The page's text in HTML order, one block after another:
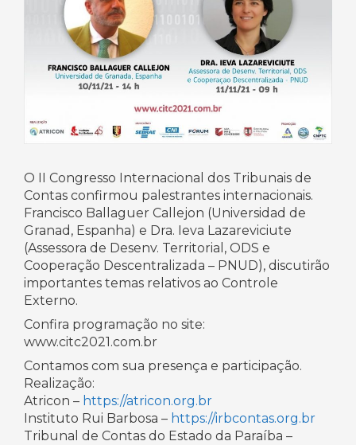
O II Congresso Internacional dos Tribunais de
Contas confirmou palestrantes internacionais.
Francisco Ballaguer Callejon (Universidad de
Granad, Espanha) e Dra. Ieva Lazareviciute
(Assessora de Desenv. Territorial, ODS e
Cooperação Descentralizada – PNUD), discutirão
importantes temas relativos ao Controle
Externo.
Confira programação no site:
www.citc2021.com.br
Contamos com sua presença e participação.
Realização:
Atricon – https://atricon.org.br
Instituto Rui Barbosa – https://irbcontas.org.br
Tribunal de Contas do Estado da Paraíba –